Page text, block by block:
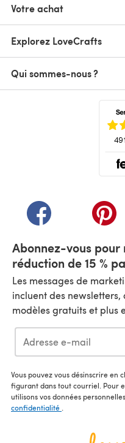
Votre achat
Explorez LoveCrafts
Qui sommes-nous ?
(s'ouvre dans un
Abonnez-vous
réduction de 15 %
Les messages de
incluent des
modèles gratuits et plus
Vous pouvez vous désinscrire en
figurant dans tout courriel. Pour
utilisons vos données
confidentialité